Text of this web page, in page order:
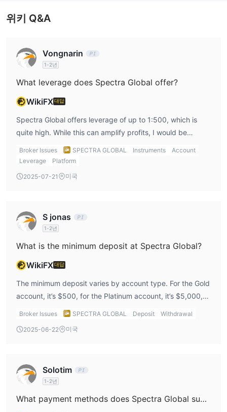
기회를 제공합니다. 고 레버리지는 이익을 증폭시킬 수도 있지만 손
실을 악화시킬 수도 있는 양면적인 현상임을 인식하는 것이 중요합
스프레드 및 수수료거래 플랫폼
입출금
참고:Spectra Global LTD는 은행 송금 거래에 대해 수수료를 부과
에 따라 수수료를 부과할 수 있습니다.
위키 Q&A
Vongnarin
1-2년
What leverage does Spectra Global offer?
WikiFX대답
Spectra Global offers leverage of up to 1:500, which is
quite high. While this can amplify profits, I would be
cautious with such high leverage, as it can also lead to
significant losses. Personally, I prefer to use moderate
Broker Issues SPECTRA GLOBAL Instruments
Account
Leverage
Platform
2025-07-21 미국
S jonas
1-2년
What is the minimum deposit at Spectra Global?
WikiFX대답
The minimum deposit varies by account type. For the Gold
account, it’s $500, for the Platinum account, it’s $5,000,
and for the VIP account, it’s $25,000. I’d personally start
more accessible for a new trader like me.
Broker Issues SPECTRA GLOBAL Deposit Withdrawal
2025-06-22 미국
Solotim
1-2년
What payment methods does Spectra Global support for deposits?